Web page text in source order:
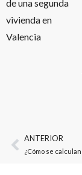
ANTERIOR